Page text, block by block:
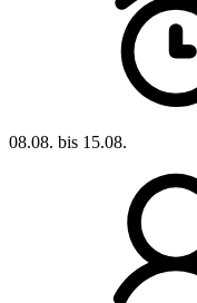
08.08. bis 15.08.